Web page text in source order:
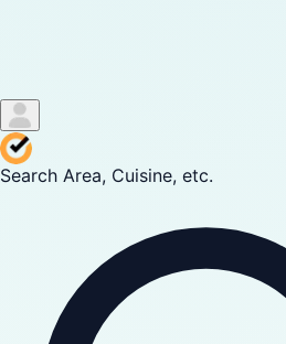
Search Area, Cuisine, etc.